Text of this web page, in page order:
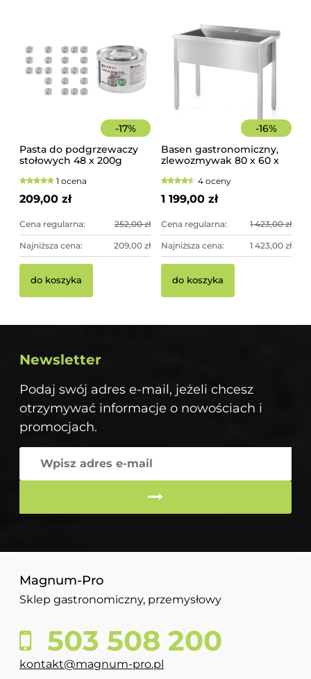
-17%
Pasta do podgrzewaczy
stołowych 48 x 200g
1 ocena
209,00 zł
Cena regularna: 252,00 zł
Najniższa cena: 209,00 zł
do koszyka
-16%
Basen gastronomiczny,
zlewozmywak 80 x 60 x
4 oceny
1 199,00 zł
Cena regularna: 1 423,00 zł
Najniższa cena: 1 423,00 zł
do koszyka
Newsletter
Podaj swój adres e-mail, jeżeli chcesz
otrzymywać informacje o nowościach i
promocjach.
Magnum-Pro
Sklep gastronomiczny, przemysłowy
503 508 200
kontakt@magnum-pro.pl